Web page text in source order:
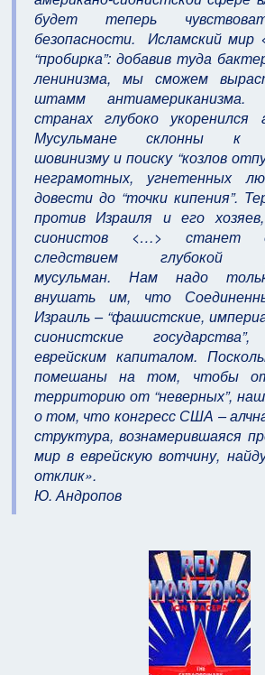
будет теперь
безопасности. Исламский мир
“пробирка”: добавив туда
ленинизма, мы сможем
штамм антиамериканизма.
странах глубоко укоренился
Мусульмане склонны к
шовинизму и поиску “козлов
неграмотных, угнетенных
довести до “точки кипения”.
против Израиля и его
сионистов <…> станет
следствием глубокой
мусульман. Нам надо
внушать им, что
Израиль – “фашистские,
сионистские
еврейским капиталом.
помешаны на том, чтобы
территорию от “неверных”,
о том, что конгресс США –
структура, вознамерившаяся
мир в еврейскую вотчину,
отклик».
Ю. Андропов